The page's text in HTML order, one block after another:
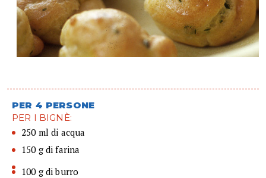
PER 4 PERSONE
PER I BIGNÈ:
250 ml di acqua
150 g di farina
100 g di burro